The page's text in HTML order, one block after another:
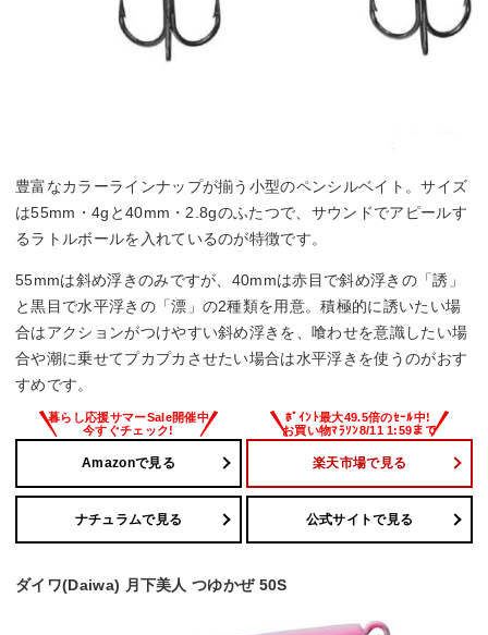
豊富なカラーラインナップが揃う小型のペンシルベイト。サイズ
は55mm・4gと40mm・2.8gのふたつで、サウンドでアピールす
るラトルボールを入れているのが特徴です。
55mmは斜め浮きのみですが、40mmは赤目で斜め浮きの「誘」
と黒目で水平浮きの「漂」の2種類を用意。積極的に誘いたい場
合はアクションがつけやすい斜め浮きを、喰わせを意識したい場
合や潮に乗せてプカプカさせたい場合は水平浮きを使うのがおす
すめです。
Amazonで見る 楽天市場で見る
ナチュラムで見る 公式サイトで見る
ダイワ(Daiwa) 月下美人 つゆかぜ 50S